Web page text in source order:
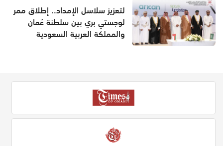
لتعزيز سلاسل الإمداد.. إطلاق ممر
لوجستي بري بين سلطنة عُمان
والمملكة العربية السعودية